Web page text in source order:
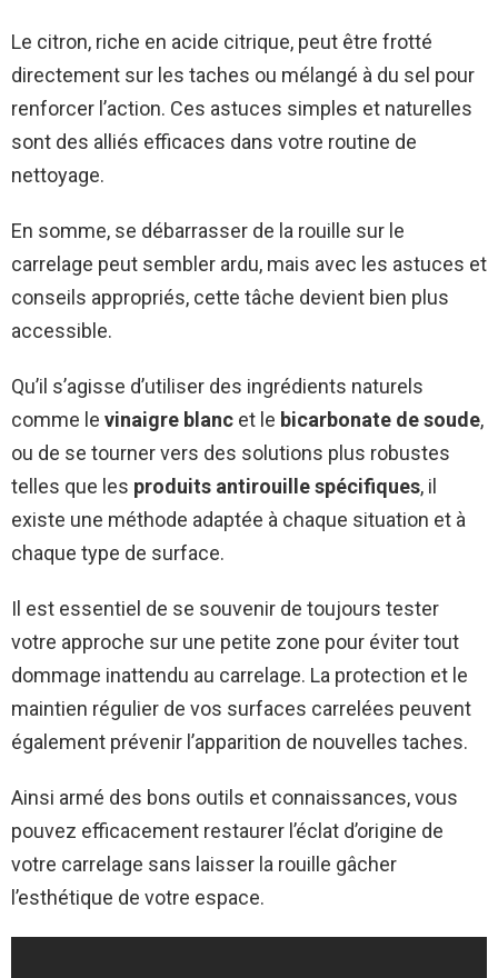
Le citron, riche en acide citrique, peut être frotté
directement sur les taches ou mélangé à du sel pour
renforcer l’action. Ces astuces simples et naturelles
sont des alliés efficaces dans votre routine de
nettoyage.
En somme, se débarrasser de la rouille sur le
carrelage peut sembler ardu, mais avec les astuces et
conseils appropriés, cette tâche devient bien plus
accessible.
Qu’il s’agisse d’utiliser des ingrédients naturels
comme le vinaigre blanc et le bicarbonate de soude,
ou de se tourner vers des solutions plus robustes
telles que les produits antirouille spécifiques, il
existe une méthode adaptée à chaque situation et à
chaque type de surface.
Il est essentiel de se souvenir de toujours tester
votre approche sur une petite zone pour éviter tout
dommage inattendu au carrelage. La protection et le
maintien régulier de vos surfaces carrelées peuvent
également prévenir l’apparition de nouvelles taches.
Ainsi armé des bons outils et connaissances, vous
pouvez efficacement restaurer l’éclat d’origine de
votre carrelage sans laisser la rouille gâcher
l’esthétique de votre espace.